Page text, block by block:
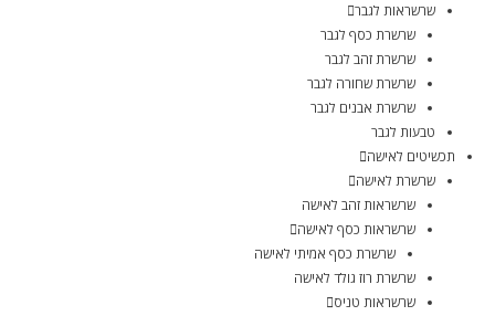
שרשראות לגבר
שרשרת כסף לגבר
שרשרת זהב לגבר
שרשרת שחורה לגבר
שרשרת אבנים לגבר
טבעות לגבר
תכשיטים לאישה
שרשרת לאישה
שרשראות זהב לאישה
שרשראות כסף לאישה
שרשרת כסף אמיתי לאישה
שרשרת רוז גולד לאישה
שרשראות טניס